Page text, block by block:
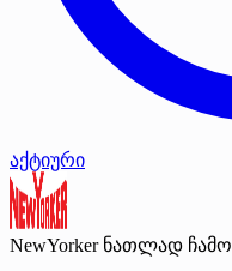
აქტიური
NewYorker ნათლად